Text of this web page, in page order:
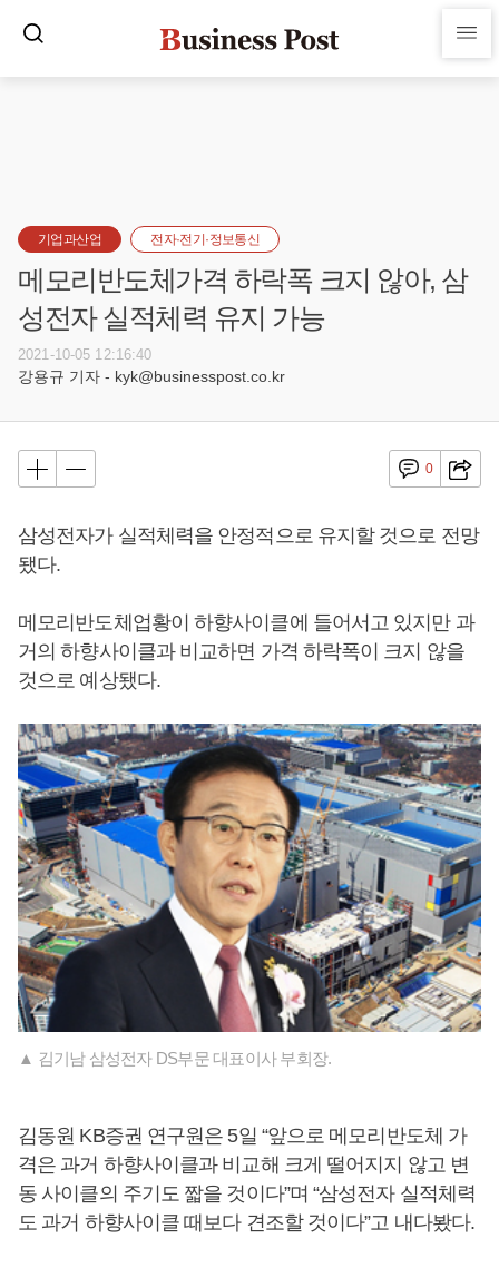
기업과산업 전자·전기·정보통신
메모리반도체가격 하락폭 크지 않아, 삼
성전자 실적체력 유지 가능
2021-10-05 12:16:40
강용규 기자 - kyk@businesspost.co.kr
0
삼성전자가 실적체력을 안정적으로 유지할 것으로 전망
됐다.
메모리반도체업황이 하향사이클에 들어서고 있지만 과
거의 하향사이클과 비교하면 가격 하락폭이 크지 않을
것으로 예상됐다.
▲ 김기남 삼성전자 DS부문 대표이사 부회장.
김동원 KB증권 연구원은 5일 “앞으로 메모리반도체 가
격은 과거 하향사이클과 비교해 크게 떨어지지 않고 변
동 사이클의 주기도 짧을 것이다”며 “삼성전자 실적체력
도 과거 하향사이클 때보다 견조할 것이다”고 내다봤다.